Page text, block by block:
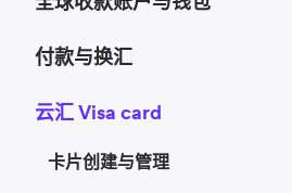
付款与换汇
云汇 Visa card
卡片创建与管理